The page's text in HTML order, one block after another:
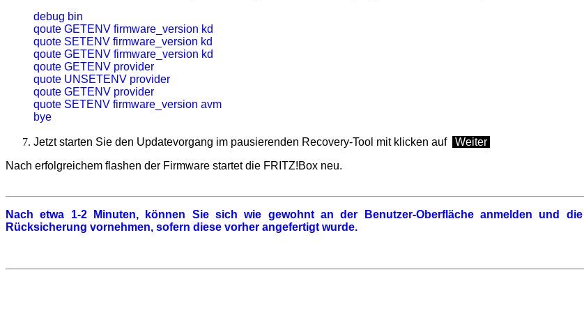
debug bin
qoute GETENV firmware_version kd
quote SETENV firmware_version kd
qoute GETENV firmware_version kd
qoute GETENV provider
quote UNSETENV provider
qoute GETENV provider
quote SETENV firmware_version avm
bye
Jetzt starten Sie den Updatevorgang im pausierenden Recovery-Tool mit klicken auf
Weiter
Nach erfolgreichem flashen der Firmware startet die FRITZ!Box neu.
Nach etwa 1-2 Minuten, können Sie sich wie gewohnt an der Benutzer-Oberfläche anmelden und die
Rücksicherung vornehmen, sofern diese vorher angefertigt wurde.